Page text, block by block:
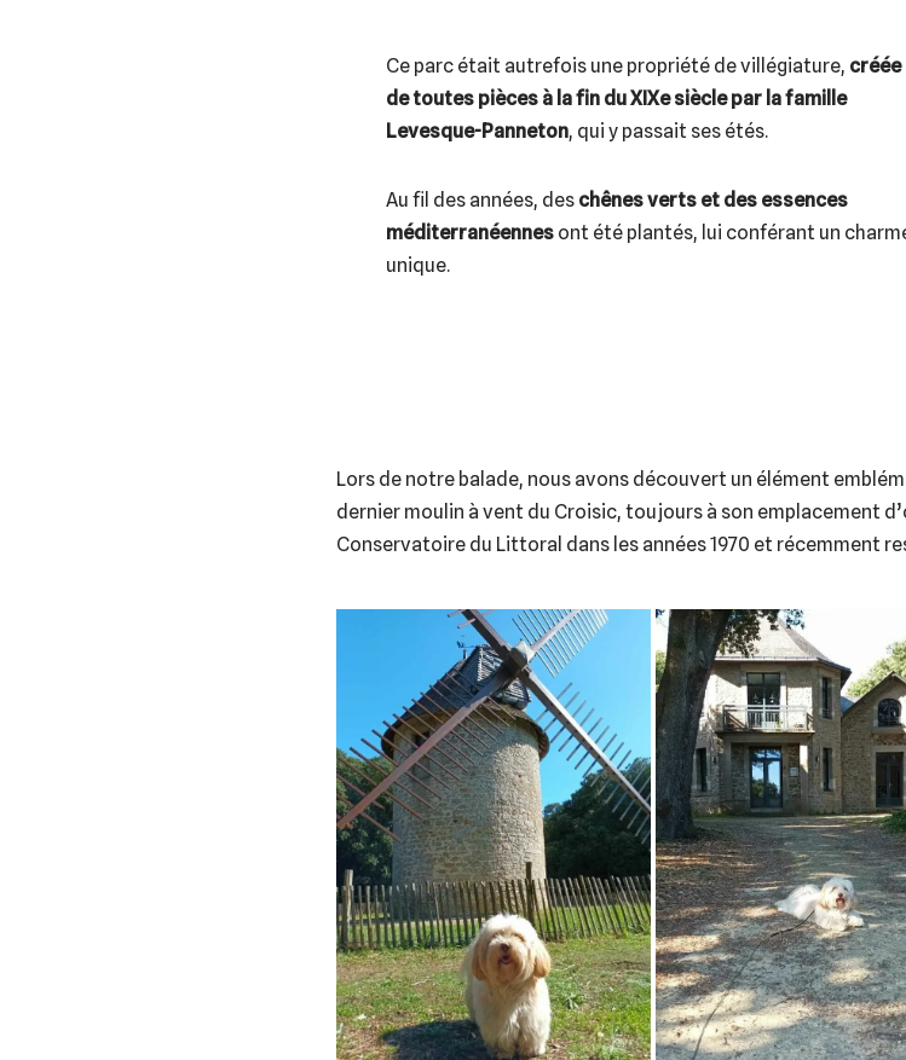
Ce parc était autrefois une propriété de villégiature, créée
de toutes pièces à la fin du XIXe siècle par la famille
Levesque-Panneton, qui y passait ses étés.
Au fil des années, des chênes verts et des essences
méditerranéennes ont été plantés, lui conférant un
unique.
Lors de notre balade, nous avons découvert un élément
dernier moulin à vent du Croisic, toujours à son emplacement
Conservatoire du Littoral dans les années 1970 et récemment